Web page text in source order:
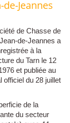
Jeannes
de Chasse de
de-Jeannes a
à la
du Tarn le 12
et publiée au
officiel du 28 juillet
de la
du secteur